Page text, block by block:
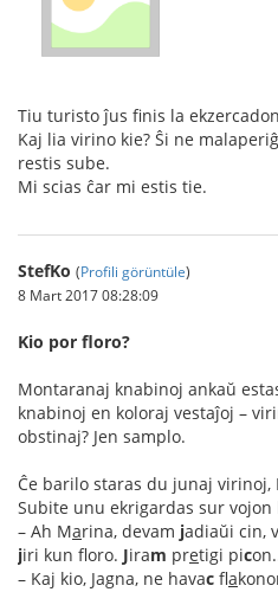
Tiu turisto ĵus finis la
Kaj lia virino kie? Ŝi ne
restis sube.
Mi scias ĉar mi estis tie.
StefKo (Profili görüntüle)
8 Mart 2017 08:28:09
Kio por floro?
Montaranaj knabinoj ankaŭ
knabinoj en koloraj vestaĵoj –
obstinaj? Jen samplo.
Ĉe barilo staras du junaj virinoj,
Subite unu ekrigardas sur vojon
– Ah Marina, devam jadiaŭi cin,
jiri kun floro. Jiram pretigi pic
– Kaj kio, Jagna, ne havac fla